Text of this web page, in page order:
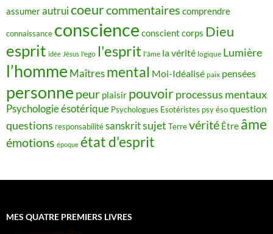
assumerautruicoeurcommentaires comprendre
connaissance conscience conscient corps Dieu
esprit idée Jésus l'ego l'esprit l'âme la vérité logique Lumière
l’homme Maîtres mental Moi-Idéalisé paix pensées
personne peur plaisir pouvoirprocessus mentaux
Psychologie ésotérique Psychologues Esotéristes psy ésoquestion
questions responsabilitésanskritsujet Terrevérité Être âme
émotions époque état d'esprit
MES QUATRE PREMIERS LIVRES